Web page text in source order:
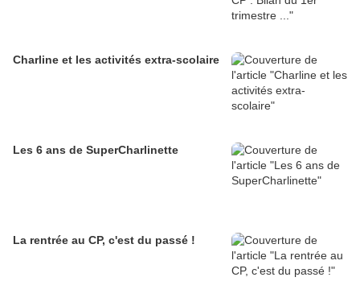
Charline et les activités extra-scolaire
Les 6 ans de SuperCharlinette
La rentrée au CP, c'est du passé !